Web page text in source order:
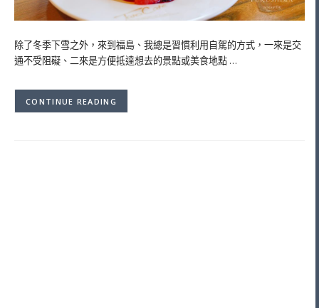
除了冬季下雪之外，來到福島、我總是習慣利用自駕的方式，一來是交
通不受阻礙、二來是方便抵達想去的景點或美食地點 …
CONTINUE READING